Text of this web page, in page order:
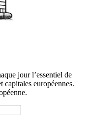
jour l’essentiel de
capitales européennes.